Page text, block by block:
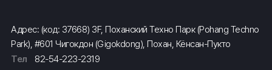
Адрес: (код: 37668) 3F, Поханский Техно Парк (Pohang Techno
Park), #601 Чигокдон (Gigokdong), Похан, Кёнсан-Пукто
Тел
82-54-223-2319